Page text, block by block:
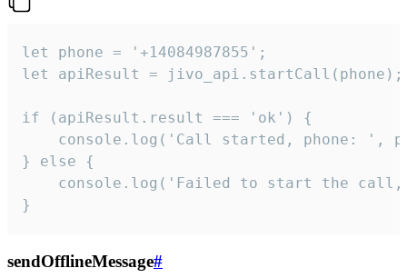
let phone = '+14084987855';
let apiResult = jivo_api.startCall(phone);
if (apiResult.result === 'ok') {
console.log('Call started, phone: ',
} else {
console.log('Failed to start the
}
sendOfflineMessage#